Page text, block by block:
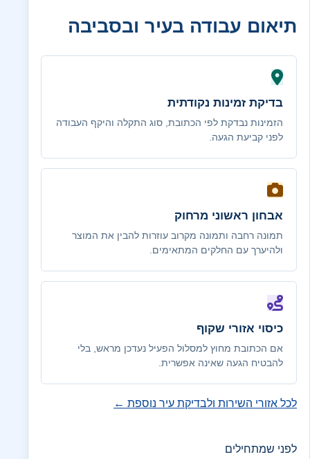
תיאום עבודה בעיר ובסביבה
בדיקת זמינות נקודתית
הזמינות נבדקת לפי הכתובת, סוג התקלה והיקף העבודה
לפני קביעת הגעה.
אבחון ראשוני מרחוק
תמונה רחבה ותמונה מקרוב עוזרות להבין את המוצר
ולהיערך עם החלקים המתאימים.
כיסוי אזורי שקוף
אם הכתובת מחוץ למסלול הפעיל נעדכן מראש, בלי
להבטיח הגעה שאינה אפשרית.
לכל אזורי השירות ולבדיקת עיר נוספת ←
לפני שמתחילים